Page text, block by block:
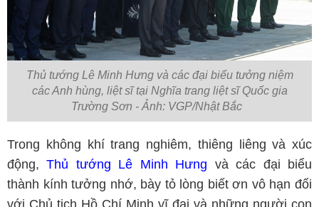
Thủ tướng Lê Minh Hưng và các đại biểu tưởng niệm
các Anh hùng, liệt sĩ tại Nghĩa trang liệt sĩ Quốc gia
Trường Sơn - Ảnh: VGP/Nhật Bắc
Trong không khí trang nghiêm, thiêng liêng và xúc
động,Thủ tướng Lê Minh Hưng và các đại biểu
thành kính tưởng nhớ, bày tỏ lòng biết ơn vô hạn đối